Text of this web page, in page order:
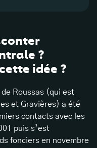
?
idée ?
Roussas (qui est
et Gravières) a été
contacts avec les
puis s’est
fonciers en novembre